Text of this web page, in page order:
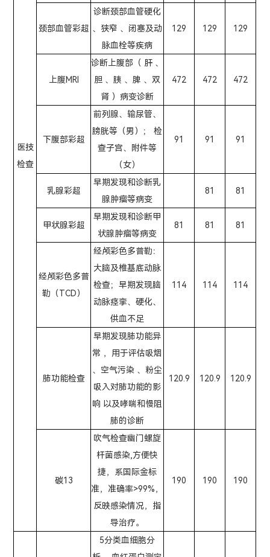
医技
检查
颈部血管彩超
诊断颈部血管硬化
、狭窄 、闭塞及动
脉血栓等疾病
129 129 129
上腹MRI
诊断上腹部（ 肝 、
胆 、胰 、脾 、双
肾 ）病变诊断
472 472 472
下腹部彩超
前列腺、输尿管、
膀胱等（男）； 检
查子宫、附件等
（女）
91 91 91
乳腺彩超
早期发现和诊断乳
腺肿瘤等病变
81 81
甲状腺彩超
早期发现和诊断甲
状腺肿瘤等病变
81 81 81
经颅彩色多普
勒（TCD）
经颅彩色多普勒：
大脑及椎基底动脉
检查；早期发现脑
动脉痉挛、硬化、
供血不足
114 114 114
肺功能检查
早期发现肺功能异
常 ，用于评估吸烟
、空气污染 、粉尘
吸入对肺功能的影
响 以及哮喘和慢阻
肺的诊断
120.9 120.9 120.9
碳13
吹气检查幽门螺旋
杆菌感染,方便快
捷，系国际金标
准，准确率>99%，
反映感染情况，指
导治疗。
190 190 190
5分类血细胞分